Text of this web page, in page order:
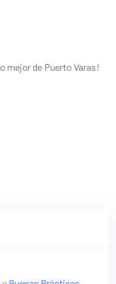
mejor de Puerto Varas!